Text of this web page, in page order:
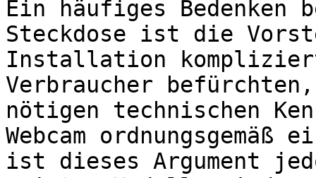
Ein häufiges Bedenken
Steckdose ist die
Installation
Verbraucher
nötigen technischen
Webcam
ist dieses Argument